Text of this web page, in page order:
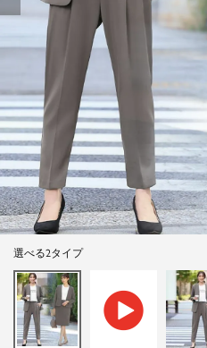
選べる2タイプ